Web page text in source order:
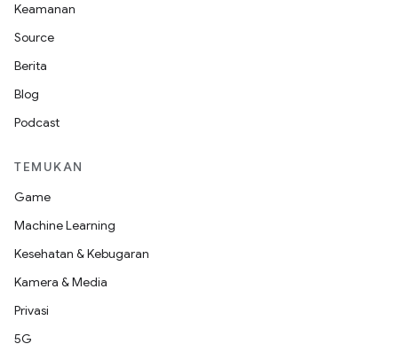
Keamanan
Source
Berita
Blog
Podcast
TEMUKAN
Game
Machine Learning
Kesehatan & Kebugaran
Kamera & Media
Privasi
5G